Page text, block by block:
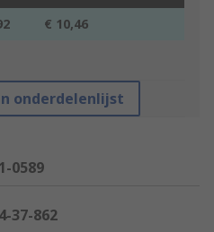
€ 10,46
onderdelenlijst
0589
37-862